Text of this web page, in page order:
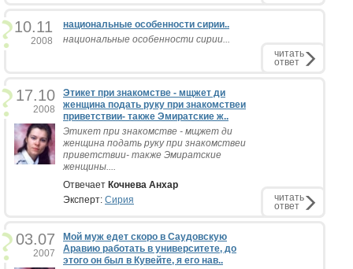
10.11
2008
национальные особенности сирии..
национальные особенности сирии...
читать
ответ
17.10
2008
Этикет при знакомстве - мщжет ди
женщина подать руку при знакомствеи
приветствии- также Эмиратские ж..
Этикет при знакомстве - мщжет ди
женщина подать руку при знакомствеи
приветствии- также Эмиратские
женщины....
Отвечает Кочнева Анхар
Эксперт: Сирия читать
ответ
03.07
2007
Мой муж едет скоро в Саудовскую
Аравию работать в университете, до
этого он был в Кувейте, я его нав..